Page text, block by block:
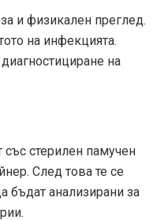
и физикален преглед.
на инфекцията.
на
със стерилен памучен
След това те се
бъдат анализирани за